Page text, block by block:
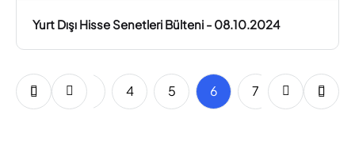
Yurt Dışı Hisse Senetleri Bülteni - 08.10.2024
3 4 5 6 7 9